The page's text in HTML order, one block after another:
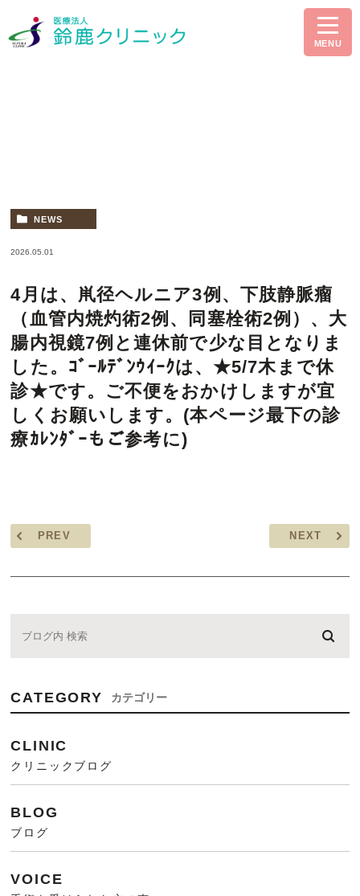
MENU
NEWS
2026.05.01
4月は、鼡径ヘルニア3例、下肢静脈瘤
（血管内焼灼術2例、同塞栓術2例）、大
腸内視鏡7例と連休前で少な目となりま
した。ｺﾞｰﾙﾃﾞﾝｳｲｰｸは、★5/7木まで休
診★です。ご不便をおかけしますが宜
しくお願いします。(本ページ最下の診
療ｶﾚﾝﾀﾞｰもご参考に)
PREV NEXT
CATEGORY カテゴリー
CLINIC
クリニックブログ
BLOG
ブログ
VOICE